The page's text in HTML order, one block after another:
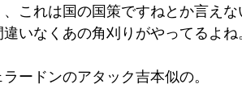
これは国の国策ですねとか言え
いなくあの角刈りがやってるよね
ードンのアタック吉本似の。